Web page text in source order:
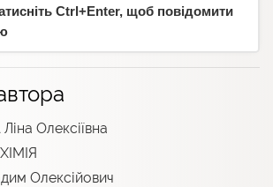
Ctrl+Enter, щоб повідомити
Олексіївна
Олексійович